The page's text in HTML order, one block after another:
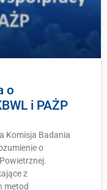
o
i PAŻP
Komisja Badania
o
z
metod